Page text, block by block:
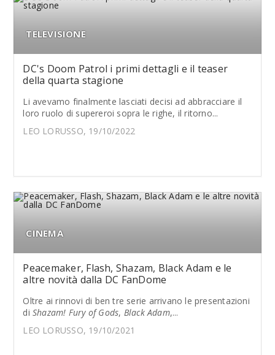
TELEVISIONE
DC's Doom Patrol i primi dettagli e il teaser
della quarta stagione
Li avevamo finalmente lasciati decisi ad abbracciare il
loro ruolo di supereroi sopra le righe, il ritorno...
LEO LORUSSO, 19/10/2022
CINEMA
Peacemaker, Flash, Shazam, Black Adam e le
altre novità dalla DC FanDome
Oltre ai rinnovi di ben tre serie arrivano le presentazioni
diShazam! Fury of Gods, Black Adam,...
LEO LORUSSO, 19/10/2021